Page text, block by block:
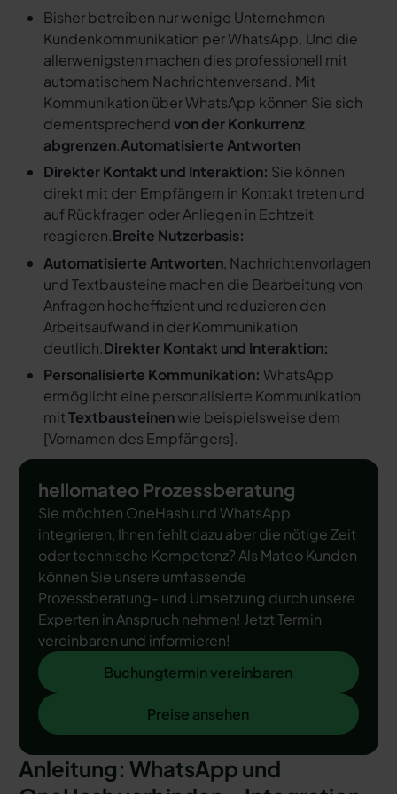
Bisher betreiben nur wenige Unternehmen
Kundenkommunikation per WhatsApp. Und die
allerwenigsten machen dies professionell mit
automatischem Nachrichtenversand. Mit
Kommunikation über WhatsApp können Sie sich
dementsprechendvon der Konkurrenz
abgrenzen.Automatisierte Antworten
Direkter Kontakt und Interaktion: Sie können
direkt mit den Empfängern in Kontakt treten und
auf Rückfragen oder Anliegen in Echtzeit
reagieren.Breite Nutzerbasis:
Automatisierte Antworten, Nachrichtenvorlagen
und Textbausteine machen die Bearbeitung von
Anfragen hocheffizient und reduzieren den
Arbeitsaufwand in der Kommunikation
deutlich.Direkter Kontakt und Interaktion:
Personalisierte Kommunikation: WhatsApp
ermöglicht eine personalisierte Kommunikation
mitTextbausteinenwie beispielsweise dem
[Vornamen des Empfängers].
hellomateo Prozessberatung
Sie möchten OneHash und WhatsApp
integrieren, Ihnen fehlt dazu aber die nötige Zeit
oder technische Kompetenz? Als Mateo Kunden
können Sie unsere umfassende
Prozessberatung- und Umsetzung durch unsere
Experten in Anspruch nehmen! Jetzt Termin
vereinbaren und informieren!
Buchungtermin vereinbaren
Buchungtermin vereinbaren
Preise ansehen
Preise ansehen
Anleitung: WhatsApp und